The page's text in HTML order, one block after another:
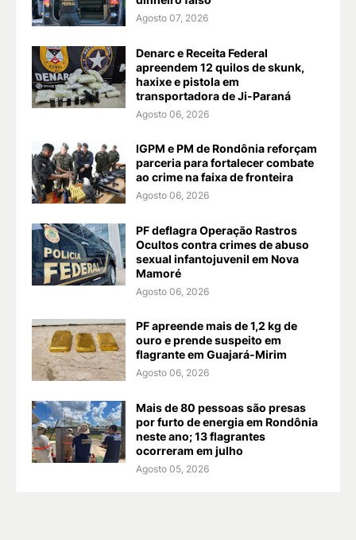
Agosto 07, 2026
Denarc e Receita Federal
apreendem 12 quilos de skunk,
haxixe e pistola em
transportadora de Ji-Paraná
Agosto 06, 2026
IGPM e PM de Rondônia reforçam
parceria para fortalecer combate
ao crime na faixa de fronteira
Agosto 06, 2026
PF deflagra Operação Rastros
Ocultos contra crimes de abuso
sexual infantojuvenil em Nova
Mamoré
Agosto 06, 2026
PF apreende mais de 1,2 kg de
ouro e prende suspeito em
flagrante em Guajará-Mirim
Agosto 06, 2026
Mais de 80 pessoas são presas
por furto de energia em Rondônia
neste ano; 13 flagrantes
ocorreram em julho
Agosto 05, 2026